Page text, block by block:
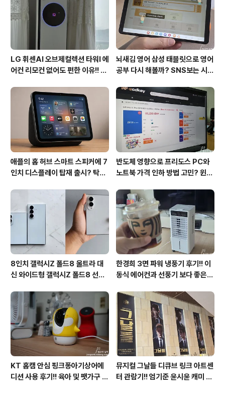
다. 대한민국 대표 반도체 전시회 SEDEX 2024 반도체
대전 SED..
LG 휘센AI 오브제컬렉션 타워I 에
어컨 리모컨 없어도 편한 이유!! 7
후기
뇌새김 영어 삼성 태블릿으로 영어
공부 다시 해볼까? SNS보는 시간
애플의 홈 허브 스마트 스피커에 7
인치 디스플레이 탑재 출시? 탁상
체제 적용!!
반도체 영향으로 프리도스 PC와
노트북 가격 인하 방법 고민? 윈도
방법?(feat. vip-scdkeys)
8인치 갤럭시Z 폴드8 울트라 대
신 와이드형 갤럭시Z 폴드8 선
이 미제공!!
한경희 3면 파워 냉풍기 후기!! 이
동식 에어컨과 선풍기 보다 좋은
KT 홈캠 안심 핑크퐁아기상어에
디션 사용 후기!! 육아 및 팻가구 그
뮤지컬 그날들 디큐브 링크 아트센
터 관람기!! 엄기준 윤시윤 캐미 연